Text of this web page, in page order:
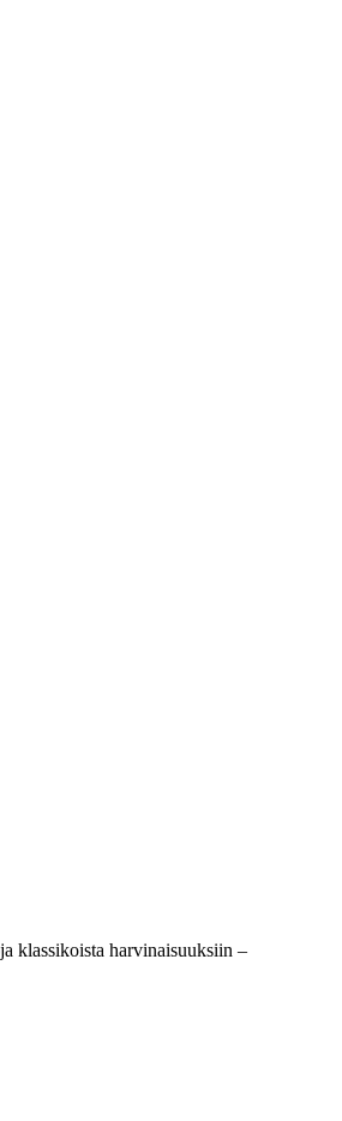
klassikoista harvinaisuuksiin –